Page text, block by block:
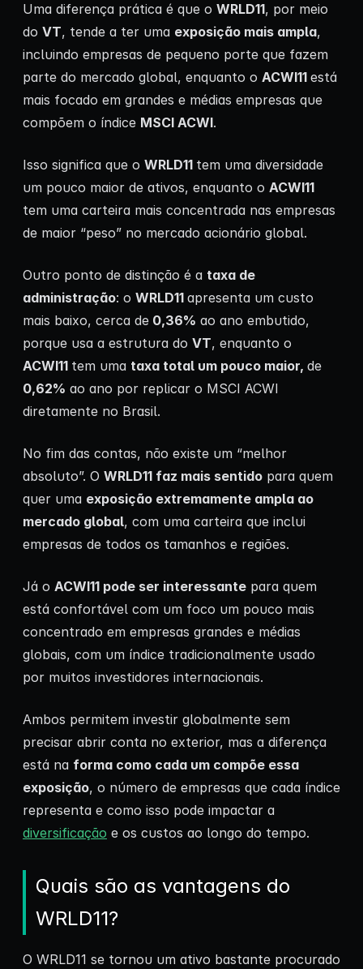
Uma diferença prática é que o WRLD11, por meio
do VT, tende a ter uma exposição mais ampla,
incluindo empresas de pequeno porte que fazem
parte do mercado global, enquanto o ACWI11 está
mais focado em grandes e médias empresas que
compõem o índice MSCI ACWI.
Isso significa que o WRLD11 tem uma diversidade
um pouco maior de ativos, enquanto o ACWI11
tem uma carteira mais concentrada nas empresas
de maior “peso” no mercado acionário global.
Outro ponto de distinção é a taxa de
administração: o WRLD11 apresenta um custo
mais baixo, cerca de 0,36% ao ano embutido,
porque usa a estrutura do VT, enquanto o
ACWI11 tem uma taxa total um pouco maior, de
0,62% ao ano por replicar o MSCI ACWI
diretamente no Brasil.
No fim das contas, não existe um “melhor
absoluto”. O WRLD11 faz mais sentido para quem
quer uma exposição extremamente ampla ao
mercado global, com uma carteira que inclui
empresas de todos os tamanhos e regiões.
Já o ACWI11 pode ser interessante para quem
está confortável com um foco um pouco mais
concentrado em empresas grandes e médias
globais, com um índice tradicionalmente usado
por muitos investidores internacionais.
Ambos permitem investir globalmente sem
precisar abrir conta no exterior, mas a diferença
está na forma como cada um compõe essa
exposição, o número de empresas que cada índice
representa e como isso pode impactar a
diversificação e os custos ao longo do tempo.
Quais são as vantagens do
WRLD11?
O WRLD11 se tornou um ativo bastante procurado